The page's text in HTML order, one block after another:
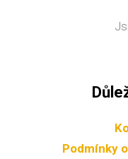
Podmínky